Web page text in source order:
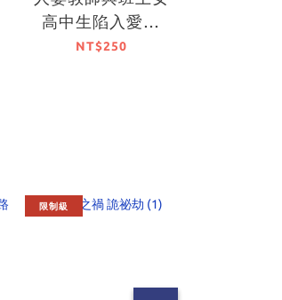
高中生陷入愛戀
(1)
NT$250
限制級